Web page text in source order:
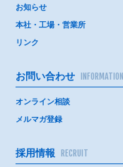
お知らせ
本社・工場・営業所
リンク
お問い合わせ INFORMATION
オンライン相談
メルマガ登録
採用情報 RECRUIT